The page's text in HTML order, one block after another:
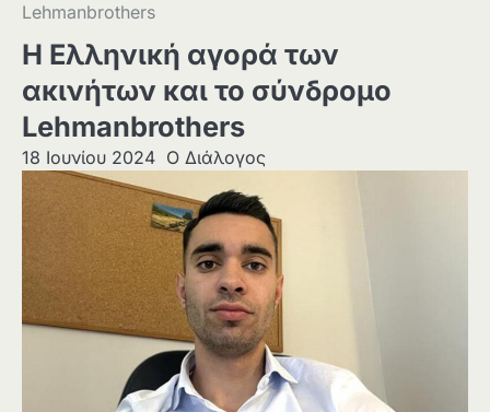
Lehmanbrothers
Η Ελληνική αγορά των
ακινήτων και το σύνδρομο
Lehmanbrothers
18 Ιουνίου 2024 Ο Διάλογος